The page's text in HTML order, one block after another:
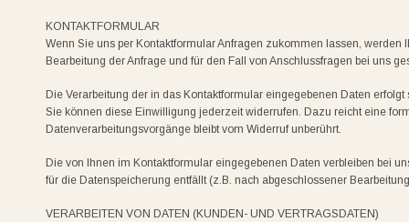
KONTAKTFORMULAR
Wenn Sie uns per Kontaktformular Anfragen zukommen lassen,
Bearbeitung der Anfrage und für den Fall von Anschlussfragen bei uns
Die Verarbeitung der in das Kontaktformular eingegebenen Daten
Sie können diese Einwilligung jederzeit widerrufen. Dazu reicht eine
Datenverarbeitungsvorgänge bleibt vom Widerruf unberührt.
Die von Ihnen im Kontaktformular eingegebenen Daten verbleiben bei
für die Datenspeicherung entfällt (z.B. nach abgeschlossener
VERARBEITEN VON DATEN (KUNDEN- UND VERTRAGSDATEN)